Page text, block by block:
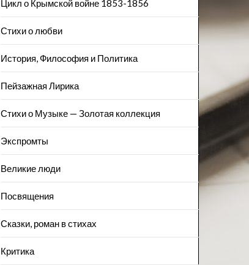
Цикл о Крымской войне 1853-1856
Стихи о любви
История, Философия и Политика
Пейзажна​я Лирика
Стихи о Музыке — Золотая коллекция
Экспромты
Великие люди
Посвящения
Сказки, роман в стихах
Критика